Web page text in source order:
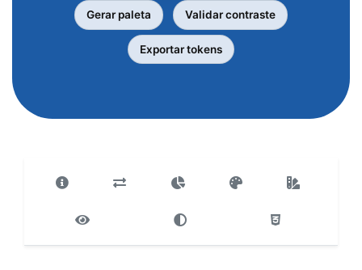
Gerar paleta Validar contraste
Exportar tokens